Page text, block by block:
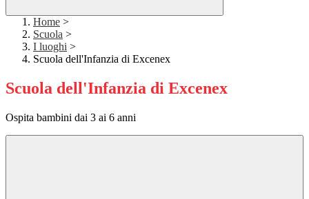
Home >
Scuola >
I luoghi >
Scuola dell'Infanzia di Excenex
Scuola dell'Infanzia di Excenex
Ospita bambini dai 3 ai 6 anni